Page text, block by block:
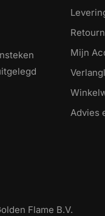
Mijn
Advies
Flame B.V.